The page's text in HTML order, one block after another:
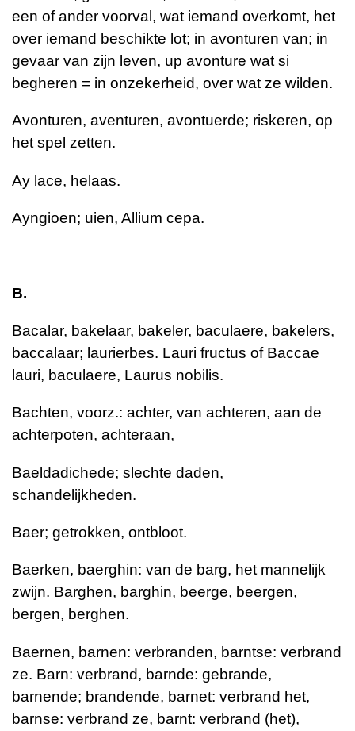
een of ander voorval, wat iemand overkomt, het
over iemand beschikte lot; in avonturen van; in
gevaar van zijn leven, up avonture wat si
begheren = in onzekerheid, over wat ze wilden.
Avonturen, aventuren, avontuerde; riskeren, op
het spel zetten.
Ay lace, helaas.
Ayngioen; uien, Allium cepa.
B.
Bacalar, bakelaar, bakeler, baculaere, bakelers,
baccalaar; laurierbes. Lauri fructus of Baccae
lauri, baculaere, Laurus nobilis.
Bachten, voorz.: achter, van achteren, aan de
achterpoten, achteraan,
Baeldadichede; slechte daden,
schandelijkheden.
Baer; getrokken, ontbloot.
Baerken, baerghin: van de barg, het mannelijk
zwijn. Barghen, barghin, beerge, beergen,
bergen, berghen.
Baernen, barnen: verbranden, barntse: verbrand
ze. Barn: verbrand, barnde: gebrande,
barnende; brandende, barnet: verbrand het,
barnse: verbrand ze, barnt: verbrand (het),